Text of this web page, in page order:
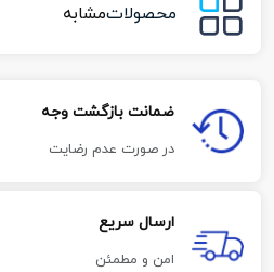
محصولاتمشابه
ضمانت بازگشت وجه
در صورت عدم رضایت
ارسال سریع
امن و مطمئن